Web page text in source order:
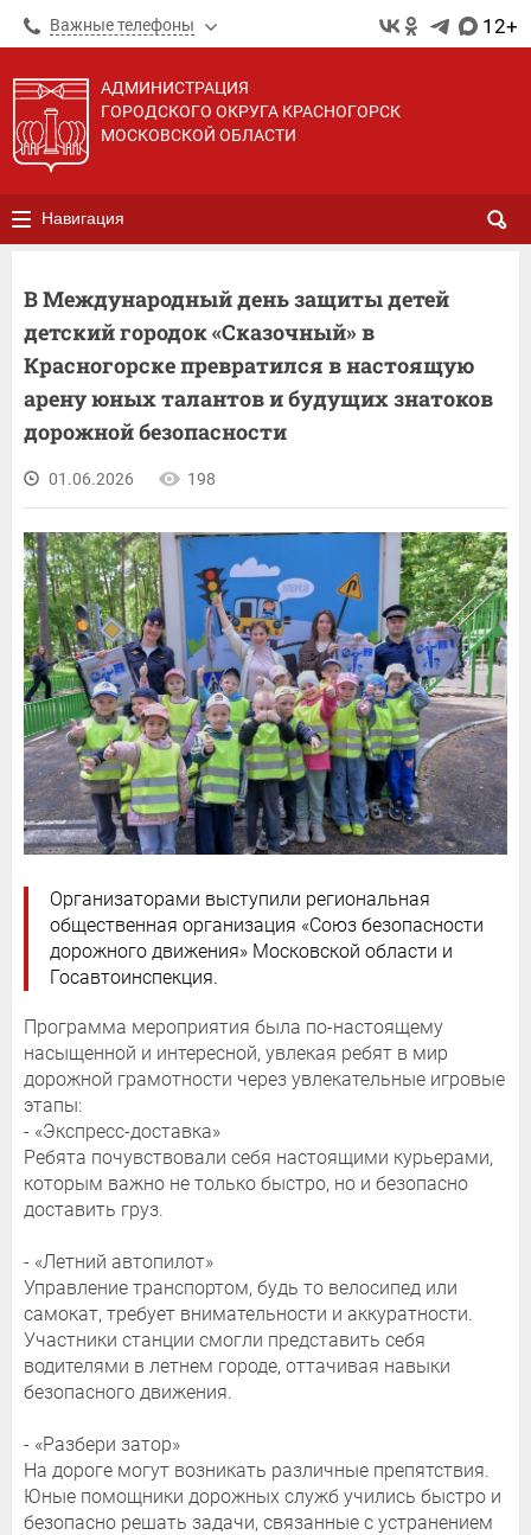
Важные телефоны 12+
АДМИНИСТРАЦИЯ
ГОРОДСКОГО ОКРУГА КРАСНОГОРСК
МОСКОВСКОЙ ОБЛАСТИ
Навигация
В Международный день защиты детей
детский городок «Сказочный» в
Красногорске превратился в настоящую
арену юных талантов и будущих знатоков
дорожной безопасности
01.06.2026 198
Организаторами выступили региональная
общественная организация «Союз безопасности
дорожного движения» Московской области и
Госавтоинспекция.
Программа мероприятия была по-настоящему
насыщенной и интересной, увлекая ребят в мир
дорожной грамотности через увлекательные игровые
этапы:
- «Экспресс-доставка»
Ребята почувствовали себя настоящими курьерами,
которым важно не только быстро, но и безопасно
доставить груз.
- «Летний автопилот»
Управление транспортом, будь то велосипед или
самокат, требует внимательности и аккуратности.
Участники станции смогли представить себя
водителями в летнем городе, оттачивая навыки
безопасного движения.
- «Разбери затор»
На дороге могут возникать различные препятствия.
Юные помощники дорожных служб учились быстро и
безопасно решать задачи, связанные с устранением